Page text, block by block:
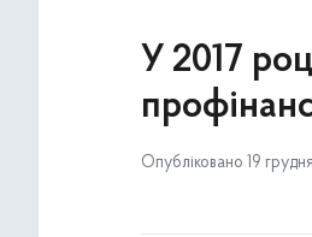
У 2017
Опубліковано 19